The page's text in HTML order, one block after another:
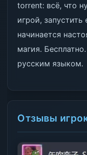
torrent: всё, что
игрой,
начинается
магия.
русским языком.
Отзывы